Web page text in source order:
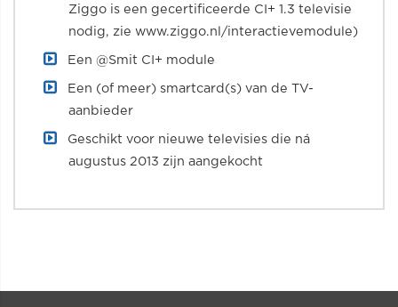
Ziggo is een gecertificeerde CI+ 1.3 televisie
nodig, zie www.ziggo.nl/interactievemodule)
Een @Smit CI+ module
Een (of meer) smartcard(s) van de TV-
aanbieder
Geschikt voor nieuwe televisies die ná
augustus 2013 zijn aangekocht